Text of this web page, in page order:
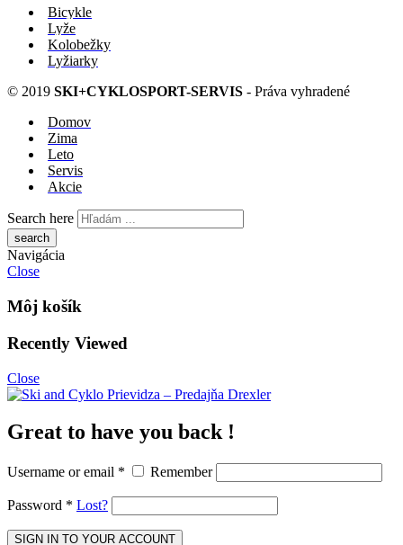
Bicykle
Lyže
Kolobežky
Lyžiarky
© 2019 SKI+CYKLOSPORT-SERVIS - Práva vyhradené
Domov
Zima
Leto
Servis
Akcie
Search here
Navigácia
Close
Môj košík
Recently Viewed
Close
Great to have you back !
Username or email * Remember
Password * Lost?